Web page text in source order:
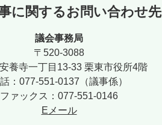
に関するお問い合わせ先
議会事務局
〒520-3088
養寺一丁目13-33 栗東市役所4階
：077-551-0137（議事係）
ファックス：077-551-0146
Eメール